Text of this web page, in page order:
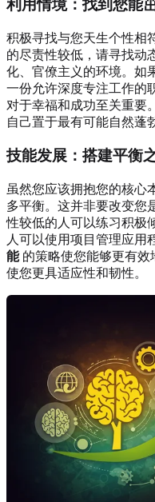
利用情境：找到您能
积极寻找与您天生个性相
的尽责性较低，请寻找动
化、官僚主义的环境。如
一份允许深度专注工作的
对于幸福和成功至关重要
自己置于最有可能自然蓬
技能发展：搭建平衡
虽然您应该拥抱您的核心
多平衡。这并非要改变您
性较低的人可以练习积极
人可以使用项目管理应用
能的策略使您能够更有效
使您更具适应性和韧性。